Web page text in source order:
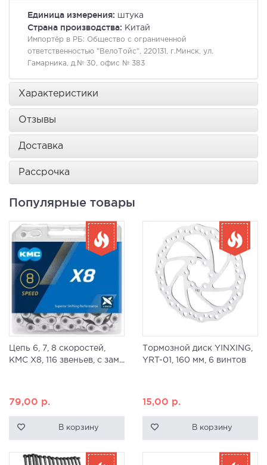
Единица измерения: штука
Страна производства: Китай
Импортёр в РБ: Общество с ограниченной
ответственностью "ВелоТойс", 220131, г.Минск, ул.
Гамарника, д.№ 30, офис № 383
Характеристики
Отзывы
Доставка
Рассрочка
Популярные товары
Цепь 6, 7, 8 скоростей,
KMC X8, 116 звеньев, с зам...
79,00 р.
В корзину
Тормозной диск YINXING,
YRT-01, 160 мм, 6 винтов
15,00 р.
В корзину